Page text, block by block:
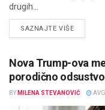
drugih...
SAZNAJTE VIŠEDETAILS
Nova Trump-ova
porodično
BY MILENA STEVANOVIĆ